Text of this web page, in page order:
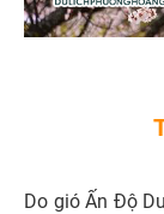
Do gió Ấn Độ